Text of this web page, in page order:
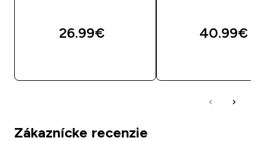
26.99€‎ 40.99€‎
Zákaznícke recenzie